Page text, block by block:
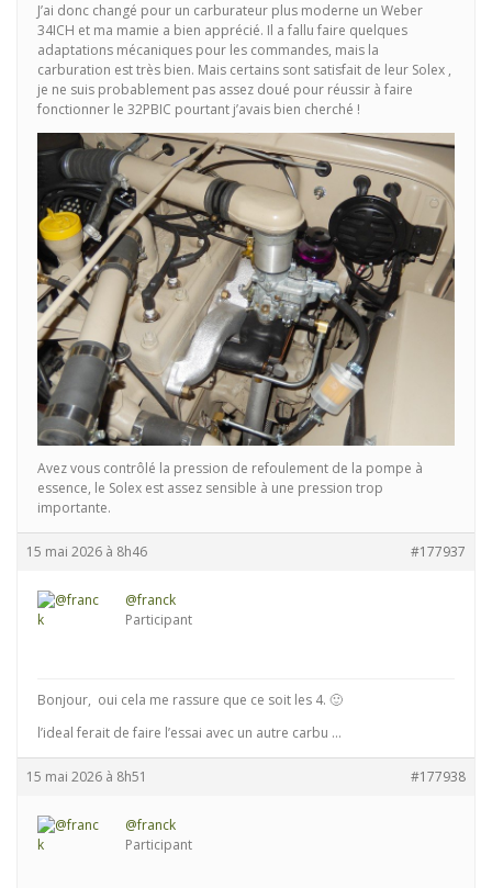
J’ai donc changé pour un carburateur plus moderne un Weber
34ICH et ma mamie a bien apprécié. Il a fallu faire quelques
adaptations mécaniques pour les commandes, mais la
carburation est très bien. Mais certains sont satisfait de leur Solex ,
je ne suis probablement pas assez doué pour réussir à faire
fonctionner le 32PBIC pourtant j’avais bien cherché !
Avez vous contrôlé la pression de refoulement de la pompe à
essence, le Solex est assez sensible à une pression trop
importante.
15 mai 2026 à 8h46 #177937
@franck
Participant
Bonjour, oui cela me rassure que ce soit les 4. 🙂
l’ideal ferait de faire l’essai avec un autre carbu …
15 mai 2026 à 8h51 #177938
@franck
Participant